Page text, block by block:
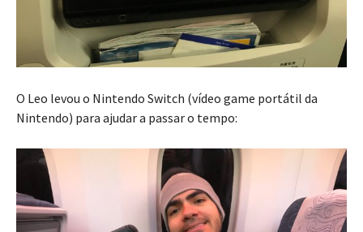
O Leo levou o Nintendo Switch (vídeo game portátil da
Nintendo) para ajudar a passar o tempo: